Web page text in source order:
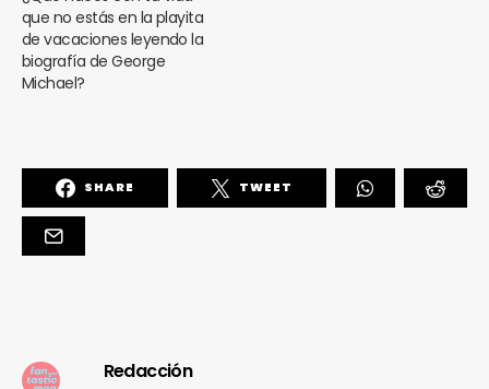
que no estás en la playita
de vacaciones leyendo la
biografía de George
Michael?
SHARE TWEET
Redacción